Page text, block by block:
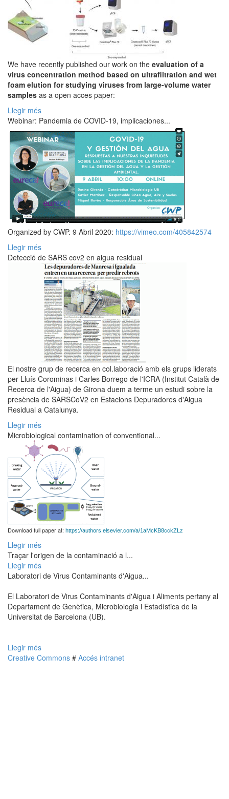
We have recently published our work on the evaluation of a
virus concentration method based on ultrafiltration and wet
foam elution for studying viruses from large-volume water
samples as a open acces paper:
Llegir més
Webinar: Pandemia de COVID-19, implicaciones...
Organized by CWP. 9 Abril 2020: https://vimeo.com/405842574
Llegir més
Detecció de SARS cov2 en aigua residual
El nostre grup de recerca en col.laboració amb els grups liderats
per Lluís Corominas i Carles Borrego de l'ICRA (Institut Català de
Recerca de l'Aigua) de Girona duem a terme un estudi sobre la
presència de SARSCoV2 en Estacions Depuradores d'Aigua
Residual a Catalunya.
Llegir més
Microbiological contamination of conventional...
Download full paper at: https://authors.elsevier.com/a/1aMcKB8cckZLz
Llegir més
Traçar l'origen de la contaminació a l...
Llegir més
Laboratori de Virus Contaminants d'Aigua...
El Laboratori de Virus Contaminants d'Aigua i Aliments pertany al
Departament de Genètica, Microbiologia i Estadística de la
Universitat de Barcelona (UB).
Llegir més
Creative Commons # Accés intranet